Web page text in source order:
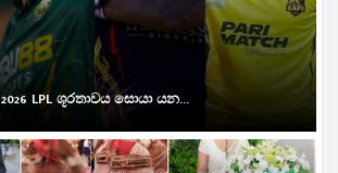
2026 LPL ශූරතාවය සොයා යන...